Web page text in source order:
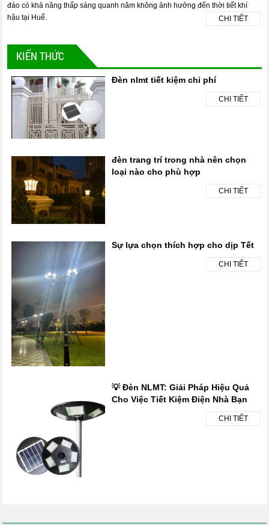
đáo có khả năng thấp sáng quanh năm không ảnh hưởng đến thời tiết khí
hậu tại Huế.
CHI TIẾT
KIẾN THỨC
Đèn nlmt tiết kiệm chi phí
CHI TIẾT
đèn trang trí trong nhà nên chọn
loại nào cho phù hợp
CHI TIẾT
Sự lựa chọn thích hợp cho dịp Tết
CHI TIẾT
💡 Đèn NLMT: Giải Pháp Hiệu Quả
Cho Việc Tiết Kiệm Điện Nhà Bạn
CHI TIẾT